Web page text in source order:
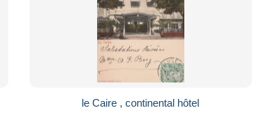
le Caire , continental hôtel